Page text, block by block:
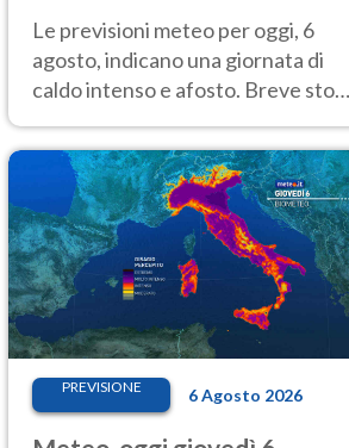
Nord tra 7 e 9 agosto
Le previsioni meteo per oggi, 6
agosto, indicano una giornata di
caldo intenso e afosto. Breve stop
Nord.
PREVISIONE 6 Agosto 2026